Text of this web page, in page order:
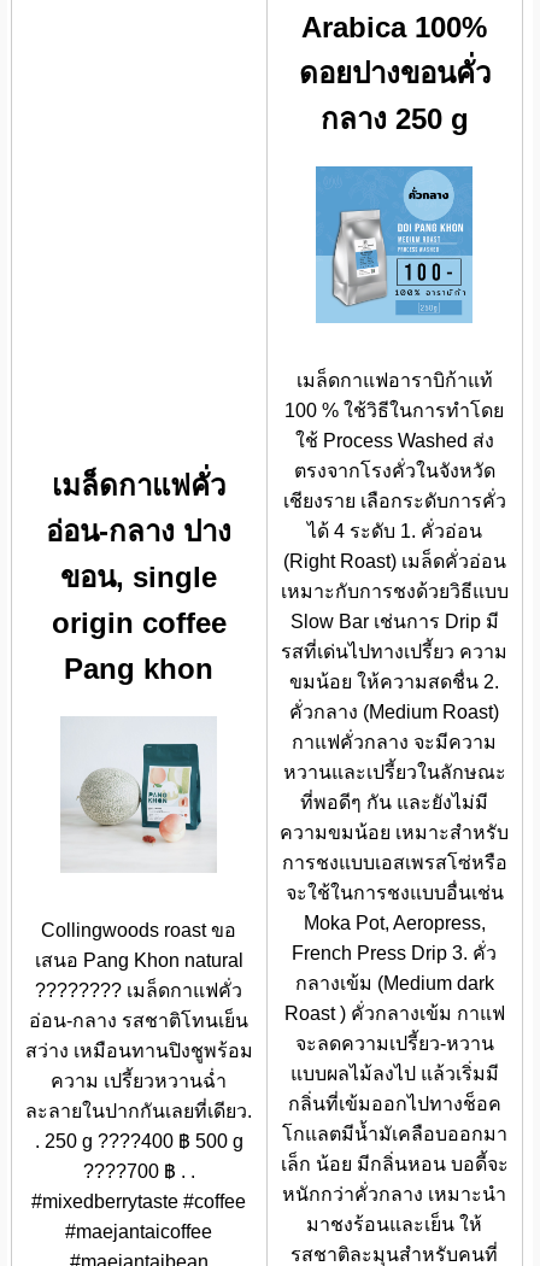
เมล็ดกาแฟคั่ว
อ่อน-กลาง ปาง
ขอน, single
origin coffee
Pang khon
Collingwoods roast ขอ
เสนอ Pang Khon natural
???????? เมล็ดกาแฟคั่ว
อ่อน-กลาง รสชาติโทนเย็น
สว่าง เหมือนทานปิงชูพร้อม
ความ เปรี้ยวหวานฉ่ำ
ละลายในปากกันเลยที่เดียว.
. 250 g ????400 ฿ 500 g
????700 ฿ . .
#mixedberrytaste #coffee
#maejantaicoffee
#maejantaibean
Arabica 100%
ดอยปางขอนคั่ว
กลาง 250 g
เมล็ดกาแฟอาราบิก้าแท้
100 % ใช้วิธีในการทำโดย
ใช้ Process Washed ส่ง
ตรงจากโรงคั่วในจังหวัด
เชียงราย เลือกระดับการคั่ว
ได้ 4 ระดับ 1. คั่วอ่อน
(Right Roast) เมล็ดคั่วอ่อน
เหมาะกับการชงด้วยวิธีแบบ
Slow Bar เช่นการ Drip มี
รสที่เด่นไปทางเปรี้ยว ความ
ขมน้อย ให้ความสดชื่น 2.
คั่วกลาง (Medium Roast)
กาแฟคั่วกลาง จะมีความ
หวานและเปรี้ยวในลักษณะ
ที่พอดีๆ กัน และยังไม่มี
ความขมน้อย เหมาะสำหรับ
การชงแบบเอสเพรสโซ่หรือ
จะใช้ในการชงแบบอื่นเช่น
Moka Pot, Aeropress,
French Press Drip 3. คั่ว
กลางเข้ม (Medium dark
Roast ) คั่วกลางเข้ม กาแฟ
จะลดความเปรี้ยว-หวาน
แบบผลไม้ลงไป แล้วเริ่มมี
กลิ่นที่เข้มออกไปทางช็อค
โกแลตมีน้ำมัเคลือบออกมา
เล็ก น้อย มีกลิ่นหอน บอดี้จะ
หนักกว่าคั่วกลาง เหมาะนำ
มาชงร้อนและเย็น ให้
รสชาติละมุนสำหรับคนที่